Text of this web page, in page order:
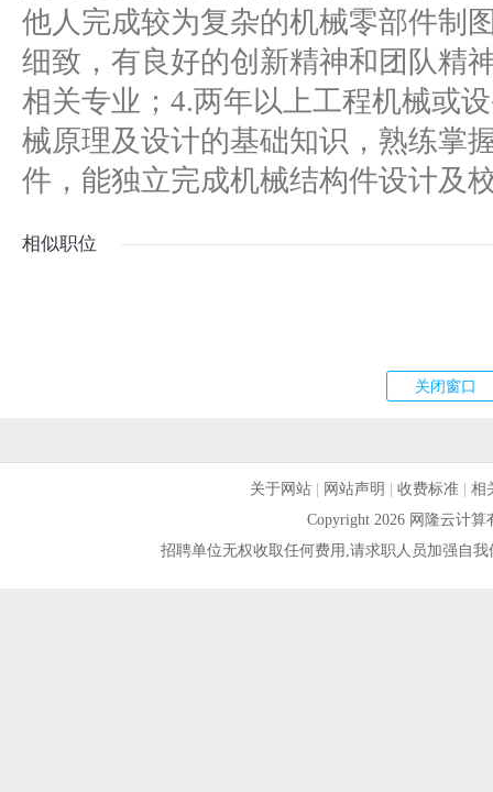
他人完成较为复杂的机械零部件制
细致，有良好的创新精神和团队精
相关专业；4.两年以上工程机械或
械原理及设计的基础知识，熟练掌
件，能独立完成机械结构件设计及
相似职位
关于网站 网站声明 |收费标准 |相
Copyright 2026 网隆云计
招聘单位无权收取任何费用,请求职人员加强自